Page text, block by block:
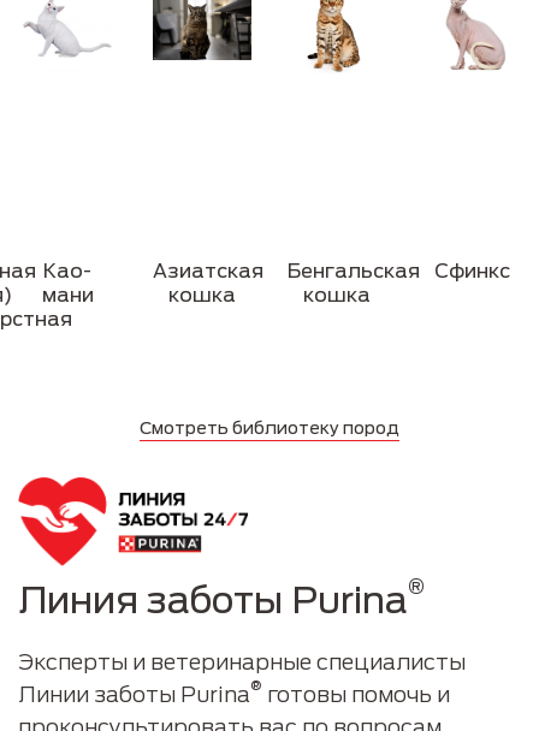
Као-
мани
Азиатская
кошка
Бенгальская
кошка
Сфинкс
Смотреть библиотеку пород
Линия заботы Purina®
Эксперты и ветеринарные специалисты
Линии заботы Purina® готовы помочь и
проконсультировать вас по вопросам